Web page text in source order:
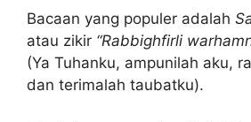
Bacaan yang populer adalah
atau zikir “Rabbighfirli
(Ya Tuhanku, ampunilah aku,
dan terimalah taubatku).